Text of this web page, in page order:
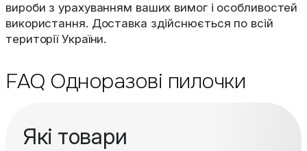
вироби з урахуванням ваших вимог і особливостей
використання. Доставка здійснюється по всій
території України.
FAQ Одноразові пилочки
Які товари